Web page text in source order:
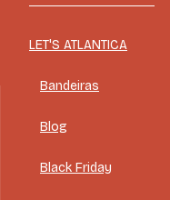
LET'S ATLANTICA
Bandeiras
Blog
Black Friday